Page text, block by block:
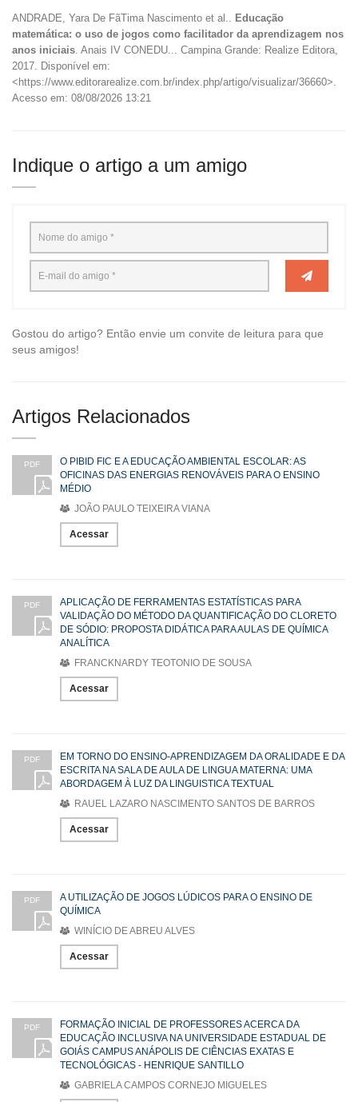
ANDRADE, Yara De FãTima Nascimento et al..
Educação
matemática: o uso de jogos como facilitador da aprendizagem nos
anos iniciais . Anais IV CONEDU... Campina Grande: Realize Editora,
2017. Disponível em:
<https://www.editorarealize.com.br/index.php/artigo/visualizar/36660>.
Acesso em: 08/08/2026 13:21
Indique o artigo a um amigo
Gostou do artigo? Então envie um convite de leitura para que
seus amigos!
Artigos Relacionados
PDF
O PIBID FIC E A EDUCAÇÃO AMBIENTAL ESCOLAR: AS
OFICINAS DAS ENERGIAS RENOVÁVEIS PARA O ENSINO
MÉDIO
JOÃO PAULO TEIXEIRA VIANA
Acessar
PDF
APLICAÇÃO DE FERRAMENTAS ESTATÍSTICAS PARA
VALIDAÇÃO DO MÉTODO DA QUANTIFICAÇÃO DO CLORETO
DE SÓDIO: PROPOSTA DIDÁTICA PARA AULAS DE QUÍMICA
ANALÍTICA
FRANCKNARDY TEOTONIO DE SOUSA
Acessar
PDF
EM TORNO DO ENSINO-APRENDIZAGEM DA ORALIDADE E DA
ESCRITA NA SALA DE AULA DE LINGUA MATERNA: UMA
ABORDAGEM À LUZ DA LINGUISTICA TEXTUAL
RAUEL LAZARO NASCIMENTO SANTOS DE BARROS
Acessar
PDF
A UTILIZAÇÃO DE JOGOS LÚDICOS PARA O ENSINO DE
QUÍMICA
WINÍCIO DE ABREU ALVES
Acessar
PDF
FORMAÇÃO INICIAL DE PROFESSORES ACERCA DA
EDUCAÇÃO INCLUSIVA NA UNIVERSIDADE ESTADUAL DE
GOIÁS CAMPUS ANÁPOLIS DE CIÊNCIAS EXATAS E
TECNOLÓGICAS - HENRIQUE SANTILLO
GABRIELA CAMPOS CORNEJO MIGUELES